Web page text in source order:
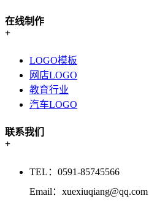
在线制作
+
LOGO模板
网店LOGO
教育行业
汽车LOGO
联系我们
+
TEL：0591-85745566
Email：xuexiuqiang@qq.com